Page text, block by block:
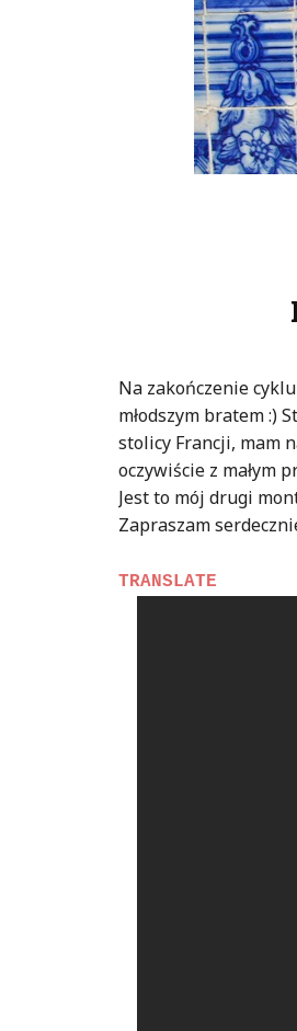
Na zakończenie
młodszym bratem :)
stolicy Francji, mam
oczywiście z małym
Jest to mój drugi
Zapraszam
TRANSLATE